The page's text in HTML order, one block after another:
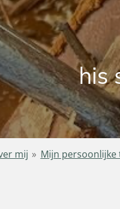
his
mij » Mijn persoonlijke